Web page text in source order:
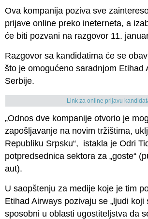
Ova kompanija poziva sve
prijave online preko ineterneta, a
će biti pozvani na razgovor 11.
Razgovor sa kandidatima će se
što je omogućeno saradnjom Etihad
Serbije.
Link za online prijavu
„Odnos dve kompanije otvorio je
zapošljavanje na novim tržištima,
Republiku Srpsku“, istakla je Odri
potpredsednica sektora za „goste“
aut).
U saopštenju za medije koje je tim
Etihad Airways pozivaju se „ljudi koji
sposobni u oblasti ugostiteljstva da